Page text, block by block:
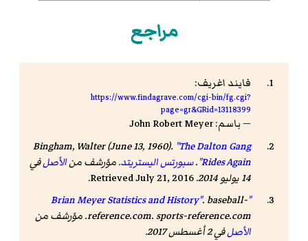
مراجع
فايند اغريف:
https://www.findagrave.com/cgi-bin/fg.cgi?
page=gr&GRid=13118399
— باسم: John Robert Meyer
Bingham, Walter (June 13, 1960). "The Dalton Gang
Rides Again"
.سبورتس اليستريتد. مؤرشف منالأصلفي
14 يوليو 2014.
"Brian Meyer Statistics and History"
. baseball-
reference.com. sports-reference.com. مؤرشف من
الأصلفي 2 أغسطس 2017 .